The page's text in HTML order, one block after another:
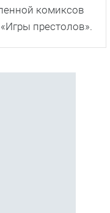
комиксов
престолов».